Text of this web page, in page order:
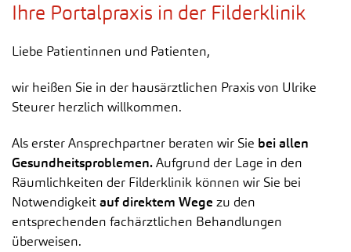
Ihre Portalpraxis in der Filderklinik
Liebe Patientinnen und Patienten,
wir heißen Sie in der hausärztlichen Praxis von Ulrike
Steurer herzlich willkommen.
Als erster Ansprechpartner beraten wir Sie beiallen
Gesundheitsproblemen.Aufgrund der Lage in den
Räumlichkeiten der Filderklinik können wir Sie bei
Notwendigkeitauf direktem Wege zu den
entsprechenden fachärztlichen Behandlungen
überweisen.